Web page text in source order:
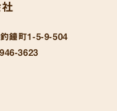
鐘町1-5-9-504
3623